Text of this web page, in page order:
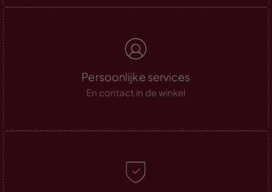
Persoonlijke services
En contact in de winkel